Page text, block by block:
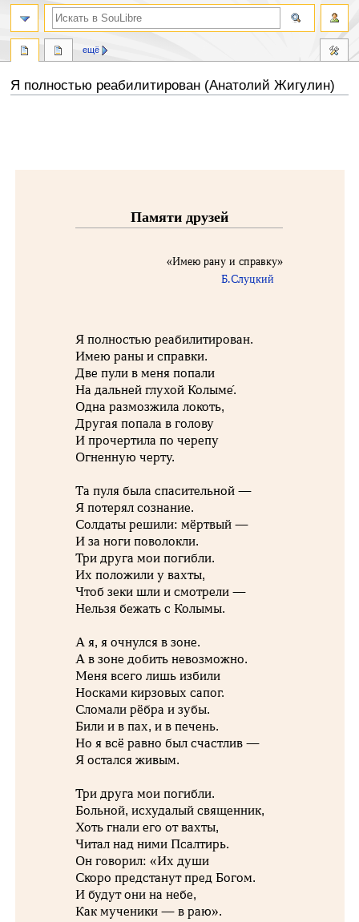
Я полностью реабилитирован (Анатолий Жигулин)
Памяти друзей
«Имею рану и справку»
Б.Слуцкий
Я полностью реабилитирован.
Имею раны и справки.
Две пули в меня попали
На дальней глухой Колыме́.
Одна размозжила локоть,
Другая попала в голову
И прочертила по черепу
Огненную черту.
Та пуля была спасительной —
Я потерял сознание.
Солдаты решили: мёртвый —
И за ноги поволокли.
Три друга мои погибли.
Их положили у вахты,
Чтоб зеки шли и смотрели —
Нельзя бежать с Колымы.
А я, я очнулся в зоне.
А в зоне добить невозможно.
Меня всего лишь избили
Носками кирзовых сапог.
Сломали рёбра и зубы.
Били и в пах, и в печень.
Но я всё равно был счастлив —
Я остался живым.
Три друга мои погибли.
Больной, исхудалый священник,
Хоть гнали его от вахты,
Читал над ними Псалтирь.
Он говорил: «Их души
Скоро предстанут пред Богом.
И будут они на небе,
Как мученики — в раю».
ещё